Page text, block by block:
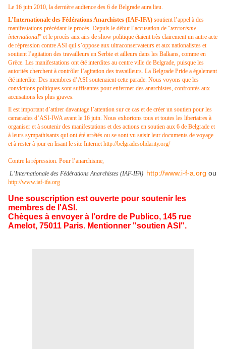
Le 16 juin 2010, la dernière audience des 6 de Belgrade aura lieu.
L’Internationale des Fédérations Anarchistes (IAF-IFA) soutient l’appel à des
manifestations précédant le procès. Depuis le début l’accusation de “terrorisme
international” et le procès aux airs de show politique étaient très clairement un autre acte
de répression contre ASI qui s’oppose aux ultraconservateurs et aux nationalistes et
soutient l’agitation des travailleurs en Serbie et ailleurs dans les Balkans, comme en
Grèce. Les manifestations ont été interdites au centre ville de Belgrade, puisque les
autorités cherchent à contrôler l’agitation des travailleurs. La Belgrade Pride a également
été interdite. Des membres d’ASI soutenaient cette parade. Nous voyons que les
convictions politiques sont suffisantes pour enfermer des anarchistes, confrontés aux
accusations les plus graves.
Il est important d’attirer davantage l’attention sur ce cas et de créer un soutien pour les
camarades d’ASI-IWA avant le 16 juin. Nous exhortons tous et toutes les libertaires à
organiser et à soutenir des manifestations et des actions en soutien aux 6 de Belgrade et
à leurs sympathisants qui ont été arrêtés ou se sont vu saisir leur documents de voyage
et à rester à jour en lisant le site Internethttp://belgradesolidarity.org/
Contre la répression. Pour l’anarchisme,
L’Internationale des Fédérations Anarchistes (IAF-IFA) http://www.i-f-a.org ou
http://www.iaf-ifa.org
Une souscription est ouverte pour soutenir les
membres de l'ASI.
Chèques à envoyer à l'ordre de Publico, 145 rue
Amelot, 75011 Paris. Mentionner "soutien ASI".